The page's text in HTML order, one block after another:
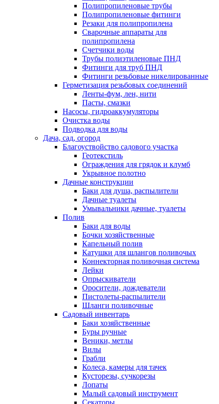
Полипропиленовые трубы
Полипропиленовые фитинги
Резаки для полипропилена
Сварочные аппараты для
полипропилена
Счетчики воды
Трубы полиэтиленовые ПНД
Фитинги для труб ПНД
Фитинги резьбовые никелированные
Герметизация резьбовых соединений
Ленты-фум, лен, нити
Пасты, смазки
Насосы, гидроаккумуляторы
Очистка воды
Подводка для воды
Дача, сад, огород
Благоуствойство садового участка
Геотекстиль
Ограждения для грядок и клумб
Укрывное полотно
Дачные конструкции
Баки для душа, распылители
Дачные туалеты
Умывальники дачные, туалеты
Полив
Баки для воды
Бочки хозяйственные
Капельный полив
Катушки для шлангов поливочых
Коннекторная поливочная система
Лейки
Опрыскиватели
Оросители, дождеватели
Пистолеты-распылители
Шланги поливочные
Садовый инвентарь
Баки хозяйственные
Буры ручные
Веники, метлы
Вилы
Грабли
Колеса, камеры для тачек
Кусторезы, сучкорезы
Лопаты
Малый садовый инструмент
Секаторы